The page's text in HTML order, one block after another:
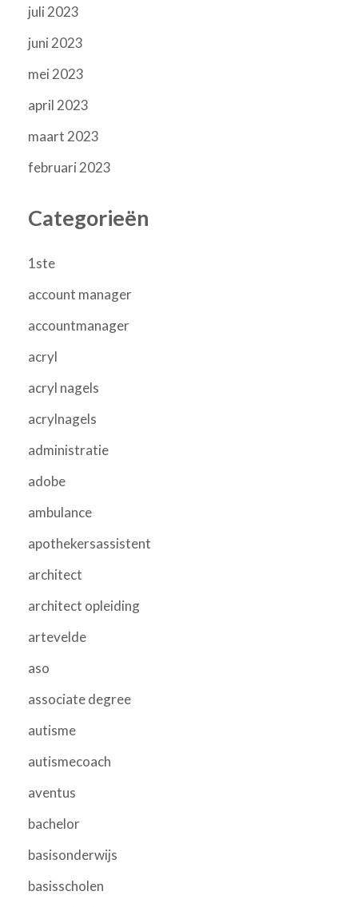
juli 2023
juni 2023
mei 2023
april 2023
maart 2023
februari 2023
Categorieën
1ste
account manager
accountmanager
acryl
acryl nagels
acrylnagels
administratie
adobe
ambulance
apothekersassistent
architect
architect opleiding
artevelde
aso
associate degree
autisme
autismecoach
aventus
bachelor
basisonderwijs
basisscholen